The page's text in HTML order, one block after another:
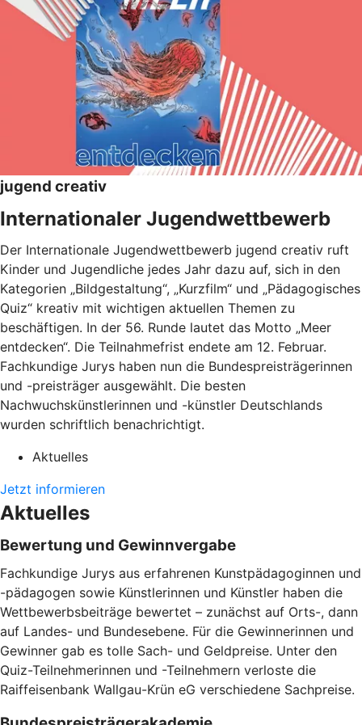
jugend creativ
Internationaler Jugendwettbewerb
Der Internationale Jugendwettbewerb jugend creativ ruft
Kinder und Jugendliche jedes Jahr dazu auf, sich in den
Kategorien „Bildgestaltung“, „Kurzfilm“ und „Pädagogisches
Quiz“ kreativ mit wichtigen aktuellen Themen zu
beschäftigen. In der 56. Runde lautet das Motto „Meer
entdecken“. Die Teilnahmefrist endete am 12. Februar.
Fachkundige Jurys haben nun die Bundespreisträgerinnen
und -preisträger ausgewählt. Die besten
Nachwuchskünstlerinnen und -künstler Deutschlands
wurden schriftlich benachrichtigt.
Aktuelles
Jetzt informieren
Aktuelles
Bewertung und Gewinnvergabe
Fachkundige Jurys aus erfahrenen Kunstpädagoginnen und
-pädagogen sowie Künstlerinnen und Künstler haben die
Wettbewerbsbeiträge bewertet – zunächst auf Orts-, dann
auf Landes- und Bundesebene. Für die Gewinnerinnen und
Gewinner gab es tolle Sach- und Geldpreise. Unter den
Quiz-Teilnehmerinnen und -Teilnehmern verloste die
Raiffeisenbank Wallgau-Krün eG verschiedene Sachpreise.